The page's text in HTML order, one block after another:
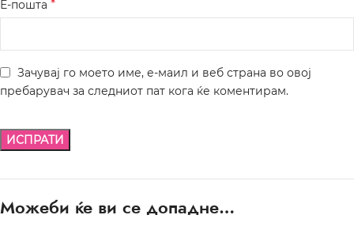
Е-пошта *
Зачувај го моето име, е-маил и веб страна во овој
пребарувач за следниот пат кога ќе коментирам.
Можеби ќе ви се допадне…